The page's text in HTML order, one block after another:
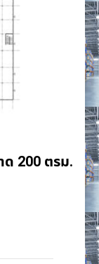
ด 200 ตรม.